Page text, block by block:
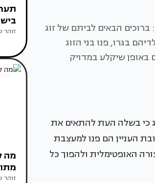
הבאים לביתם של זוג
בגרו, פנו בני הזוג
שיקלע במדויק
כי בשלה העת להתאים את
העניין הם פנו למעצבת
האופטימלית ולהפוך כל
זוהר
מה
זוהר